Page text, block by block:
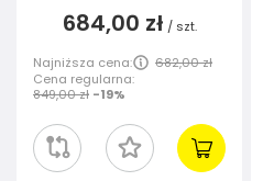
684,00 zł / szt.
Najniższa cena:
682,00 zł
Cena regularna:
849,00 zł -19%